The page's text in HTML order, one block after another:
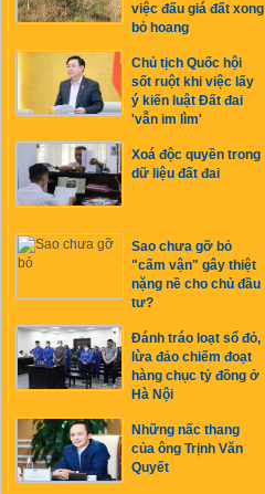
việc đấu giá đất xong
bỏ hoang
Chủ tịch Quốc hội
sốt ruột khi việc lấy
ý kiến luật Đất đai
'vẫn im lìm'
Xoá độc quyền trong
dữ liệu đất đai
Sao chưa gỡ bỏ
"cấm vận" gây thiệt
nặng nề cho chủ đầu
tư?
Đánh tráo loạt sổ đỏ,
lừa đảo chiếm đoạt
hàng chục tỷ đồng ở
Hà Nội
Những nấc thang
của ông Trịnh Văn
Quyết